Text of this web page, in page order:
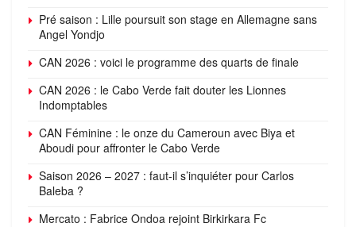
Pré saison : Lille poursuit son stage en Allemagne sans
Angel Yondjo
CAN 2026 : voici le programme des quarts de finale
CAN 2026 : le Cabo Verde fait douter les Lionnes
Indomptables
CAN Féminine : le onze du Cameroun avec Biya et
Aboudi pour affronter le Cabo Verde
Saison 2026 – 2027 : faut-il s’inquiéter pour Carlos
Baleba ?
Mercato : Fabrice Ondoa rejoint Birkirkara Fc